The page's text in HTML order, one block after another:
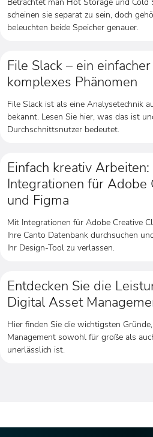
scheinen sie separat zu sein, doch
beleuchten beide Speicher genauer.
File Slack – ein
komplexes Phänomen
File Slack ist als eine Analysetechnik
bekannt. Lesen Sie hier, was das ist
Durchschnittsnutzer bedeutet.
Einfach kreativ
Integrationen für Adobe
und Figma
Mit Integrationen für Adobe Creative
Ihre Canto Datenbank durchsuchen
Ihr Design-Tool zu verlassen.
Entdecken Sie die
Digital Asset
Hier finden Sie die wichtigsten
Management sowohl für große als
unerlässlich ist.